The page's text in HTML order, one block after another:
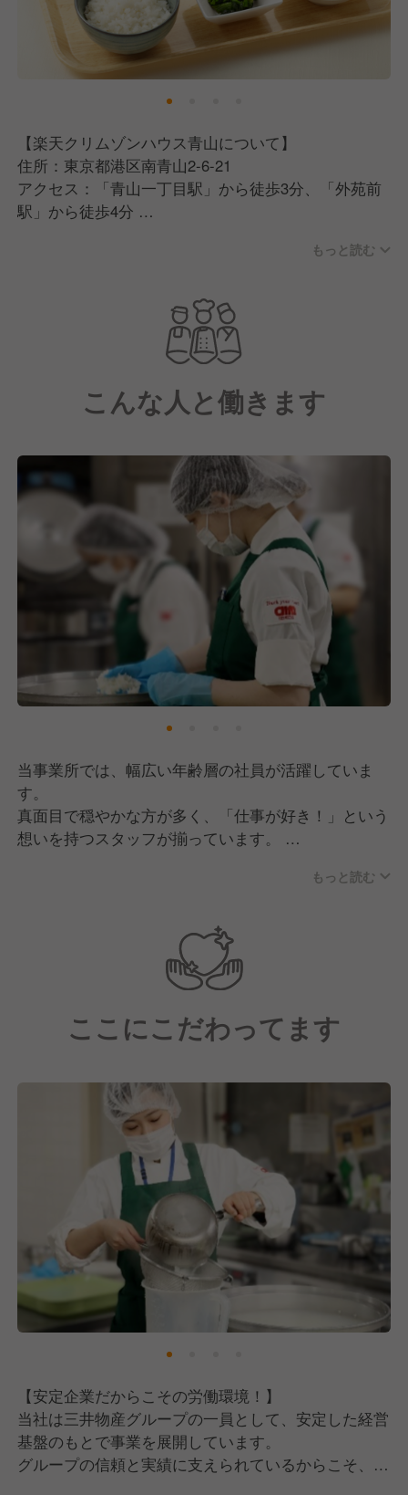
【楽天クリムゾンハウス青山について】
住所：東京都港区南青山2-6-21
アクセス：「青山一丁目駅」から徒歩3分、「外苑前
駅」から徒歩4分
最大級の給食・ホスピタリティサービス企業です。
現在は三井物産100％子会社として、フードサービス
を中心に、オフィス、工場、学校、病院・福祉施設、
スタジアム・トレーニング施設など、多岐にわたる事
業を展開しています。
部』では、東日本エリアで企業の社員食堂、事業所給
食などの運営・受託をおこなっています。
その中で西東京事業部では、楽天クリムゾンハウス青
山 17階カフェテリアにおける調理・運営業務を受託
しています。
私たちは食事を提供するだけではなく、その先にある
「笑顔」や「生きる活力」を提供することにありま
これからもこの想いは忘れずに、たくさんの人たち
に“元気のもと”を届けてまいります！
そして現在は、私たちの想いに共感していただきなが
ら共に成長していける、新しい仲間の採用に注力中で
す！
もっと読む
こんな人と働きます
当事業所では、幅広い年齢層の社員が活躍していま
す。
真面目で穏やかな方が多く、「仕事が好き！」という
想いを持つスタッフが揃っています。
チームワークを大切にしており、組織としての仕組み
些細なことにも気を配り合い、お互いが働きやすい環
境作りを行っています。
そのため、分からないことがあっても聞きやすい雰囲
気があり、新しく入社される方も安心です！
もっと読む
ここにこだわってます
【安定企業だからこその労働環境！】
当社は三井物産グループの一員として、安定した経営
基盤のもとで事業を展開しています。
グループの信頼と実績に支えられているからこそ、社